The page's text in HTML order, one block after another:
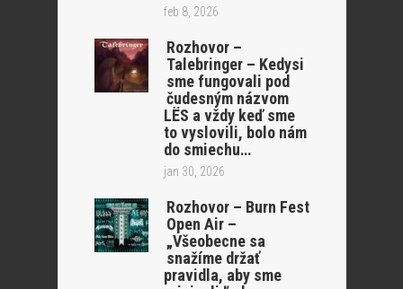
feb 8, 2026
Rozhovor –
Talebringer – Kedysi
sme fungovali pod
čudesným názvom
LËS a vždy keď sme
to vyslovili, bolo nám
do smiechu…
jan 30, 2026
Rozhovor – Burn Fest
Open Air –
„Všeobecne sa
snažíme držať
pravidla, aby sme